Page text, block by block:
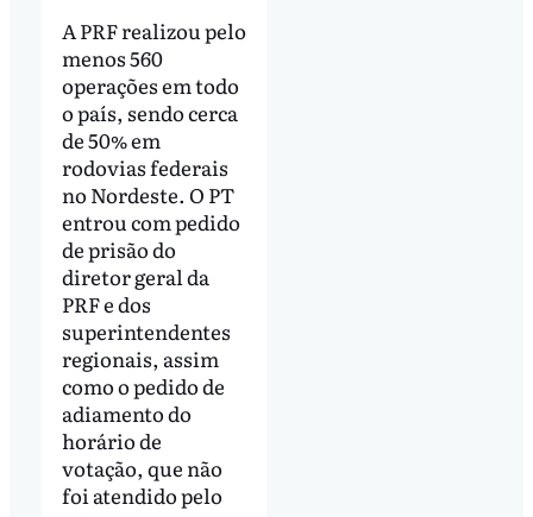
A PRF realizou pelo
menos 560
operações em todo
o país, sendo cerca
de 50% em
rodovias federais
no Nordeste. O PT
entrou com pedido
de prisão do
diretor geral da
PRF e dos
superintendentes
regionais, assim
como o pedido de
adiamento do
horário de
votação, que não
foi atendido pelo